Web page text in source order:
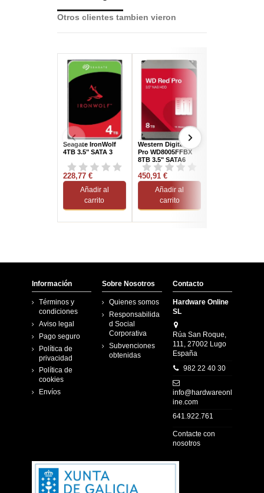
Otros clientes tambien vieron
Seagate IronWolf
4TB 3.5" SATA 3
228,77 €
Añadir al
carrito
Western Digital Red
Pro WD8005FFBX
8TB 3.5" SATA6
450,91 €
Añadir al
carrito
Información
Términos y
condiciones
Aviso legal
Pago seguro
Política de
privacidad
Política de
cookies
Envíos
Sobre Nosotros
Quienes somos
Responsabilida
d Social
Corporativa
Subvenciones
obtenidas
Contacto
Hardware Online
SL
Rúa San Roque,
111, 27002 Lugo
España
982 22 40 30
info@hardwareonl
ine.com
641.922.761
Contacte con
nosotros